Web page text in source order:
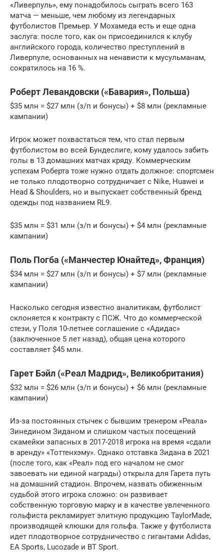
«Ливерпуль», ему понадобилось сыграть всего 163
матча — меньше, чем любому из легендарных
футболистов Премьер. У Мохамеда есть и еще одна
заслуга: после того, как он присоединился к клубу
английского города, количество преступлений в
Ливерпуле, основанных на ненависти к мусульманам,
сократилось на 16 %.
Роберт Левандовски («Бавария», Польша)
$35 млн = $27 млн (з/п и бонусы) + $8 млн (рекламные
кампании)
Игрок может похвастаться тем, что стал первым
футболистом во всей Бундеслиге, кому удалось забить
голы в 13 домашних матчах кряду. Коммерческим
успехам Роберта тоже нужно отдать должное: спортсмен
не только плодотворно сотрудничает с Nike, Huawei и
Head & Shoulders, но и выпускает собственный бренд
одежды под названием RL9.
$35 млн = $31 млн (з/п и бонусы) + $4 млн (рекламные
кампании)
Поль Погба («Манчестер Юнайтед», Франция)
$34 млн = $27 млн (з/п и бонусы) + $7 млн (рекламные
кампании)
Насколько сегодня известно аналитикам, футболист
склоняется к контракту с ПСЖ. Что до коммерческой
стези, у Поля 10-летнее соглашение с «Адидас»
(заключенное 5 лет назад), общая цена которого
составляет $45 млн.
Гарет Бэйл («Реал Мадрид», Великобритания)
$32 млн = $26 млн (з/п и бонусы) + $6 млн (рекламные
кампании)
Из-за постоянных стычек с бывшим тренером «Реала»
Зинедином Зиданом и слишком частых посещений
скамейки запасных в 2017-2018 игрока на время «сдали
в аренду» «Тоттенхэму». Однако отставка Зидана в 2021
(после того, как «Реал» под его началом не смог
завоевать ни единой награды) открыла для Гарета путь
на домашний стадион. Впрочем, назвать обиженным
судьбой этого игрока сложно: он развивает
собственную торговую марку и в качестве увлеченного
гольфиста рекламирует элитную продукцию TaylorMade,
производящей клюшки для гольфа. Также у футболиста
идет плодотворное сотрудничество с гигантами Adidas,
EA Sports, Lucozade и BT Sport.